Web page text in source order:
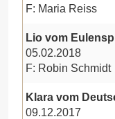
F: Maria Reiss
Lio vom
05.02.2018
F: Robin Schmidt
Klara vom
09.12.2017